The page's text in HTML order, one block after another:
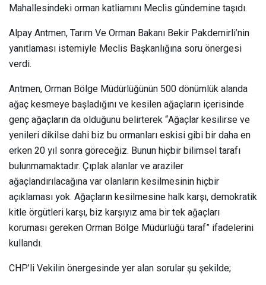
Mahallesindeki orman katliamını Meclis gündemine taşıdı.
Alpay Antmen, Tarım Ve Orman Bakanı Bekir Pakdemirli’nin
yanıtlaması istemiyle Meclis Başkanlığına soru önergesi
verdi.
Antmen, Orman Bölge Müdürlüğünün 500 dönümlük alanda
ağaç kesmeye başladığını ve kesilen ağaçların içerisinde
genç ağaçların da olduğunu belirterek “Ağaçlar kesilirse ve
yenileri dikilse dahi biz bu ormanları eskisi gibi bir daha en
erken 20 yıl sonra göreceğiz. Bunun hiçbir bilimsel tarafı
bulunmamaktadır. Çıplak alanlar ve araziler
ağaçlandırılacağına var olanların kesilmesinin hiçbir
açıklaması yok. Ağaçların kesilmesine halk karşı, demokratik
kitle örgütleri karşı, biz karşıyız ama bir tek ağaçları
koruması gereken Orman Bölge Müdürlüğü taraf” ifadelerini
kullandı.
CHP’li Vekilin önergesinde yer alan sorular şu şekilde;